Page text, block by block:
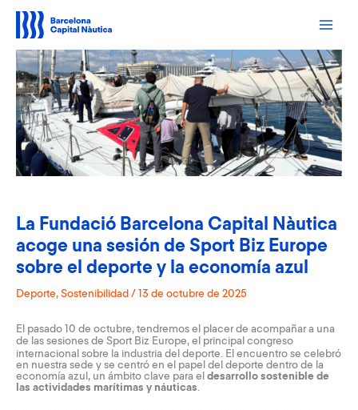
contenido
La Fundació Barcelona Capital Nàutica
acoge una sesión de Sport Biz Europe
sobre el deporte y la economía azul
Deporte, Sostenibilidad / 13 de octubre de 2025
El pasado 10 de octubre, tendremos el placer de acompañar a una
de las sesiones de Sport Biz Europe, el principal congreso
internacional sobre la industria del deporte. El encuentro se celebró
en nuestra sede y se centró en el papel del deporte dentro de la
economía azul, un ámbito clave para el desarrollo sostenible de
las actividades marítimas y náuticas.